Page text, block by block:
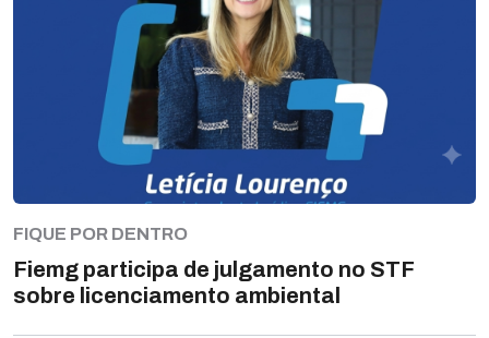
FIQUE POR DENTRO
Fiemg participa de julgamento no STF
sobre licenciamento ambiental